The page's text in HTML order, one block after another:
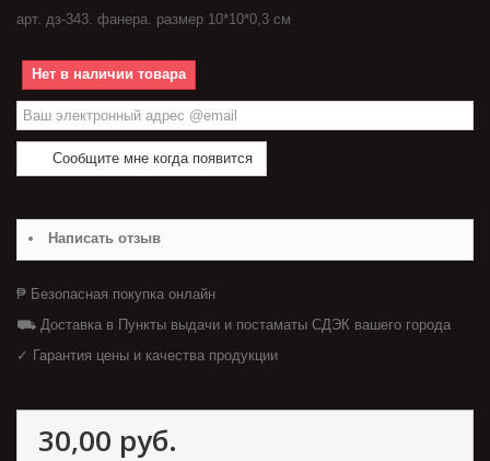
арт. дз-343. фанера. размер 10*10*0,3 см
Нет в наличии товара
Сообщите мне когда появится
Написать отзыв
₱ Безопасная покупка онлайн
⛟ Доставка в Пункты выдачи и постаматы СДЭК вашего города
✓ Гарантия цены и качества продукции
30,00 руб.